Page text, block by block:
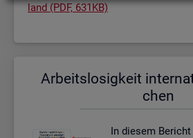
land (PDF, 631KB)
Ar­beits­lo­sig­keit
chen
In die­sem